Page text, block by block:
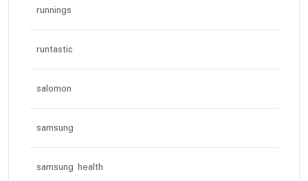
runnings
runtastic
salomon
samsung
samsung health